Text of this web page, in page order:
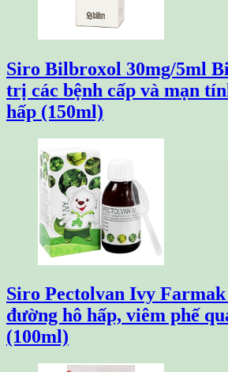
Siro Bilbroxol 30mg/5ml
trị các bệnh cấp và mạn
hấp (150ml)
Siro Pectolvan Ivy
đường hô hấp, viêm phế
(100ml)